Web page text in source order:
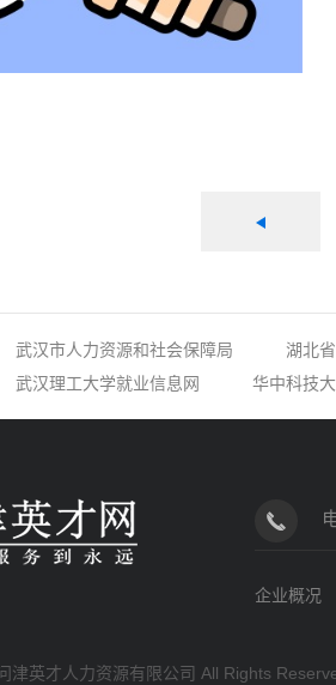
武汉市人力资源和社会保障局
湖北
武汉理工大学就业信息网
华中科技
企业概况
津英才人力资源有限公司 All Rights